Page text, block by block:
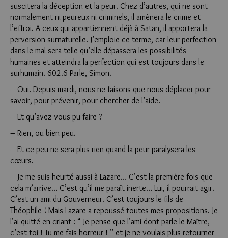
suscitera la déception et la peur. Chez d’autres, qui ne sont
normalement ni peureux ni criminels, il amènera le crime et
l’effroi. A ceux qui appartiennent déjà à Satan, il apportera la
perversion surnaturelle. J’emploie ce terme, car leur perfection
dans le mal sera telle qu’elle dépassera les possibilités
humaines et atteindra la perfection qui est toujours dans le
surhumain. 602.6 Parle, Simon.
– Oui. Depuis mardi, nous ne faisons que nous déplacer pour
savoir, pour prévenir, pour chercher de l’aide.
– Et qu’avez-vous pu faire ?
– Rien, ou bien peu.
– Et ce peu ne sera plus rien quand la peur paralysera les
cœurs.
– Je me suis heurté aussi à Lazare… C’est la première fois que
cela m’arrive… C’est qu’il me paraît inerte… Lui, il pourrait agir.
C’est un ami du Gouverneur. C’est toujours le fils de
Théophile ! Mais Lazare a repoussé toutes mes propositions. Je
l’ai quitté en criant : “ Je pense que l’ami dont parle le Maître,
c’est toi ! Tu me fais horreur ! ” et je ne voulais plus retourner